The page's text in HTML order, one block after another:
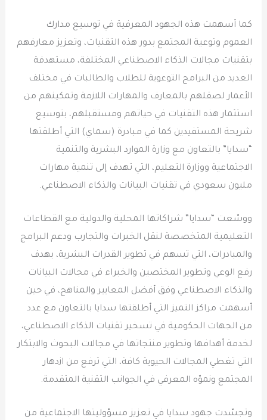
كما أسهمت هذه الجهود المعرفية في توسيع مدارك
العموم وتوعية المجتمع بدور هذه التقنيات، وتعزيز معارفهم
بتقنيات مجالات الذكاء الاصطناعي المختلفة، مستهدفة
العديد من البرامج التوعوية للطلاب والطالبات في مختلف
الأعمار لصقلهم بالمعارف والمهارات اللازمة وتمكينهم من
استثمار هذه التقنيات في حياتهم ومستقبلهم، بتوسيع
شريحة المستفيدين كما في مبادرة (سماي) التي أطلقتها
“سدايا” بالتعاون مع وزارة الموارد البشرية والتنمية
الاجتماعية ووزارة التعليم، التي تهدف إلى تنمية مهارات
مليون سعودي في تقنيات البيانات والذكاء الاصطناعي.
ووسّعت “سدايا” شراكاتها المحلية والدولية مع القطاعات
التعليمية المتخصصة لنقل الخبرات والتجارب ودعم البرامج
والمبادرات، التي تسهم في تطوير القدرات البشرية، بهدف
رفع الوعي وتطوير المختصين والخبراء في مجالات البيانات
والذكاء الاصطناعي وفق أفضل المعايير والمناهج، في حين
أسهمت مراكز التميز التي أطلقتها سدايا بالتعاون مع عدد
من الجهات الحكومية في تسخير تقنيات الذكاء الاصطناعي،
لخدمة أهدافها وتطوير منتجاتها في مجالات البحوث والابتكار
التي تغطي المجالات الحيوية كافة، التي ترفع من ازدهار
المجتمع ونموّه المعرفي في الجوانب التقنية المتقدمة.
وتجسّدت جهود سدايا في تعزيز مسؤوليتها الاجتماعية من